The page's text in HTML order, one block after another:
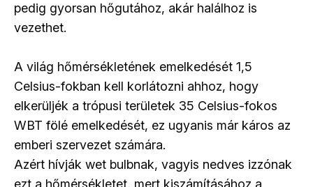
pedig gyorsan hőgutához, akár halálhoz is
vezethet.
A világ hőmérsékletének emelkedését 1,5
Celsius-fokban kell korlátozni ahhoz, hogy
elkerüljék a trópusi területek 35 Celsius-fokos
WBT fölé emelkedését, ez ugyanis már káros az
emberi szervezet számára.
Azért hívják wet bulbnak, vagyis nedves izzónak
ezt a hőmérsékletet, mert kiszámításához a